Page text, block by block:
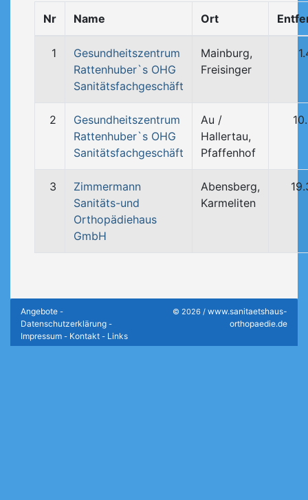
Nr Name Ort
1
Gesundheitszentrum
Rattenhuber`s OHG
Sanitätsfachgeschäft
Mainburg,
Freisinger
2
Gesundheitszentrum
Rattenhuber`s OHG
Sanitätsfachgeschäft
Au /
Hallertau,
Pfaffenhof
3
Zimmermann
Sanitäts-und
Orthopädiehaus
GmbH
Abensberg,
Karmeliten
Angebote -
Datenschutzerklärung -
Impressum - Kontakt - Links
© 2026 / www.sanitaetshaus-
orthopaedie.de